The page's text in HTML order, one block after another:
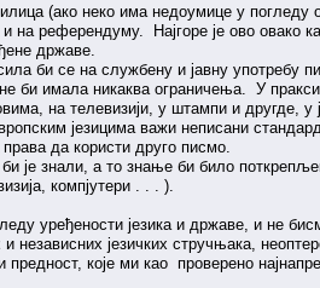
(ако неко има недоумице у погледу
на референдуму. Најгоре је ово
државе.
би се на службену и јавну употребу
би имала никаква ограничења. У
на телевизији, у штампи и другде,
језицима важи неписани
да користи друго писмо.
је знали, а то знање би било
компјутери . . . ).
уређености језика и државе, и не
језичких стручњака,
које ми као проверено